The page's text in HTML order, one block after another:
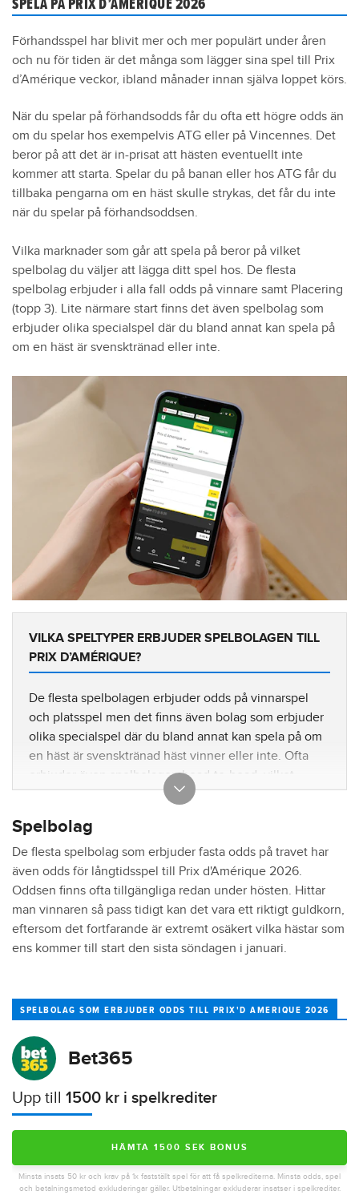
SPELA PÅ PRIX D’AMÉRIQUE 2026
Förhandsspel har blivit mer och mer populärt under åren
och nu för tiden är det många som lägger sina spel till Prix
d’Amérique veckor, ibland månader innan själva loppet körs.
När du spelar på förhandsodds får du ofta ett högre odds än
om du spelar hos exempelvis ATG eller på Vincennes. Det
beror på att det är in-prisat att hästen eventuellt inte
kommer att starta. Spelar du på banan eller hos ATG får du
tillbaka pengarna om en häst skulle strykas, det får du inte
när du spelar på förhandsoddsen.
Vilka marknader som går att spela på beror på vilket
spelbolag du väljer att lägga ditt spel hos. De flesta
spelbolag erbjuder i alla fall odds på vinnare samt Placering
(topp 3). Lite närmare start finns det även spelbolag som
erbjuder olika specialspel där du bland annat kan spela på
om en häst är svensktränad eller inte.
VILKA SPELTYPER ERBJUDER SPELBOLAGEN TILL
PRIX D’AMÉRIQUE?
De flesta spelbolagen erbjuder odds på vinnarspel
och platsspel men det finns även bolag som erbjuder
olika specialspel där du bland annat kan spela på om
en häst är svensktränad häst vinner eller inte. Ofta
erbjuder även spelbolagen head-to-head, vilket
betyder att du väljer ut en häst som ska ''tävla'' mot
du således.
Spelbolag
De flesta spelbolag som erbjuder fasta odds på travet har
även odds för långtidsspel till Prix d'Amérique 2026.
Oddsen finns ofta tillgängliga redan under hösten. Hittar
man vinnaren så pass tidigt kan det vara ett riktigt guldkorn,
eftersom det fortfarande är extremt osäkert vilka hästar som
ens kommer till start den sista söndagen i januari.
SPELBOLAG SOM ERBJUDER ODDS TILL PRIX'D AMERIQUE 2026
Bet365
Upp till 1500 kr i spelkrediter
HÄMTA 1500 SEK BONUS
Minsta insats 50 kr och krav på 1x fastställt spel för att få spelkrediterna. Minsta odds, spel
och betalningsmetod exkluderingar gäller. Utbetalningar exkluderar insatser i spelkrediter.